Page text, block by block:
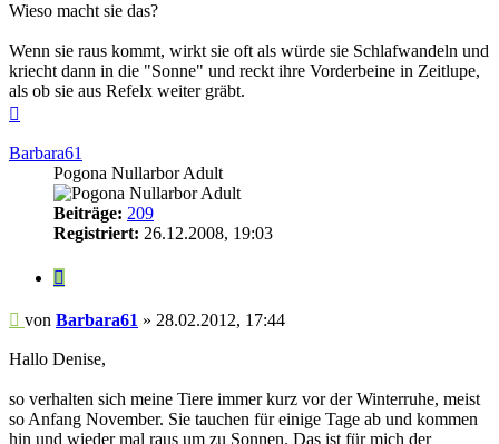
Wieso macht sie das?
Wenn sie raus kommt, wirkt sie oft als würde sie Schlafwandeln und
kriecht dann in die "Sonne" und reckt ihre Vorderbeine in Zeitlupe,
als ob sie aus Refelx weiter gräbt.
Barbara61
Pogona Nullarbor Adult
Beiträge: 209
Registriert: 26.12.2008, 19:03
Zitieren
Beitrag
von Barbara61 » 28.02.2012, 17:44
Hallo Denise,
so verhalten sich meine Tiere immer kurz vor der Winterruhe, meist
so Anfang November. Sie tauchen für einige Tage ab und kommen
hin und wieder mal raus um zu Sonnen. Das ist für mich der